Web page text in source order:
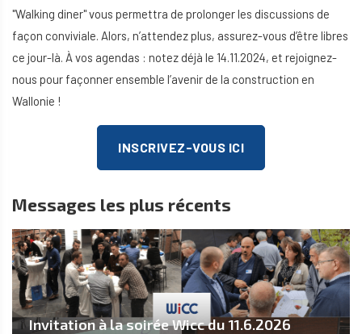
"Walking diner" vous permettra de prolonger les discussions de
façon conviviale. Alors, n’attendez plus, assurez-vous d’être libres
ce jour-là. À vos agendas : notez déjà le 14.11.2024, et rejoignez-
nous pour façonner ensemble l’avenir de la construction en
Wallonie !
INSCRIVEZ-VOUS ICI
Messages les plus récents
Invitation à la soirée Wicc du 11.6.2026